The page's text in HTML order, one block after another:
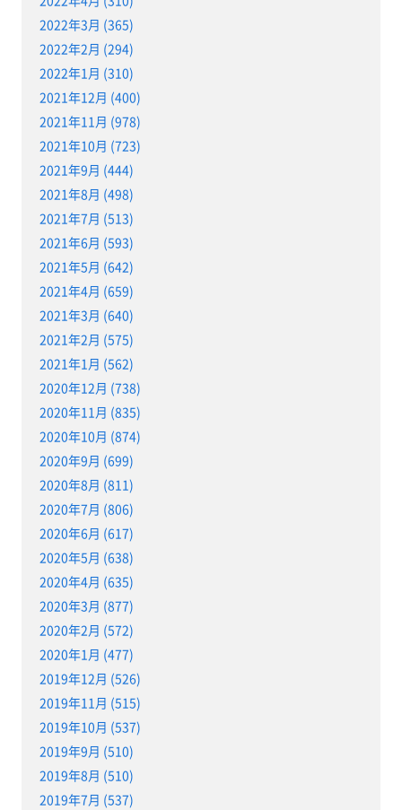
2022年3月 (365)
2022年2月 (294)
2022年1月 (310)
2021年12月 (400)
2021年11月 (978)
2021年10月 (723)
2021年9月 (444)
2021年8月 (498)
2021年7月 (513)
2021年6月 (593)
2021年5月 (642)
2021年4月 (659)
2021年3月 (640)
2021年2月 (575)
2021年1月 (562)
2020年12月 (738)
2020年11月 (835)
2020年10月 (874)
2020年9月 (699)
2020年8月 (811)
2020年7月 (806)
2020年6月 (617)
2020年5月 (638)
2020年4月 (635)
2020年3月 (877)
2020年2月 (572)
2020年1月 (477)
2019年12月 (526)
2019年11月 (515)
2019年10月 (537)
2019年9月 (510)
2019年8月 (510)
2019年7月 (537)